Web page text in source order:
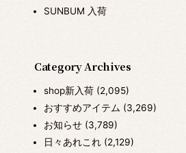
SUNBUM 入荷
Category Archives
shop新入荷(2,095)
おすすめアイテム (3,269)
お知らせ(3,789)
日々あれこれ(2,129)